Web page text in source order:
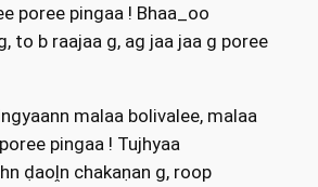
poree pingaa ! Bhaa_oo
to b raajaa g, ag jaa jaa g poree
malaa bolivalee, malaa
pingaa ! Tujhyaa
ḍaoḽn chakaṇan g, roop